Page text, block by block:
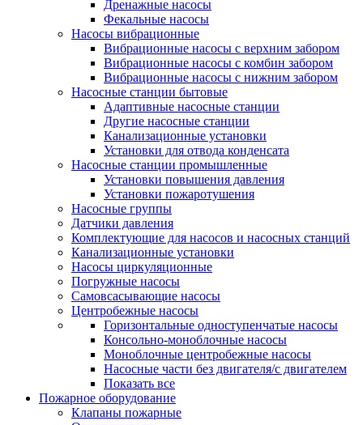
Дренажные насосы
Фекальные насосы
Насосы вибрационные
Вибрационные насосы с верхним забором
Вибрационные насосы с комбин забором
Вибрационные насосы с нижним забором
Насосные станции бытовые
Адаптивные насосные станции
Другие насосные станции
Канализационные установки
Установки для отвода конденсата
Насосные станции промышленные
Установки повышения давления
Установки пожаротушения
Насосные группы
Датчики давления
Комплектующие для насосов и насосных станций
Канализационные установки
Насосы циркуляционные
Погружные насосы
Самовсасывающие насосы
Центробежные насосы
Горизонтальные одноступенчатые насосы
Консольно-моноблочные насосы
Моноблочные центробежные насосы
Насосные части без двигателя/с двигателем
Показать все
Пожарное оборудование
Клапаны пожарные